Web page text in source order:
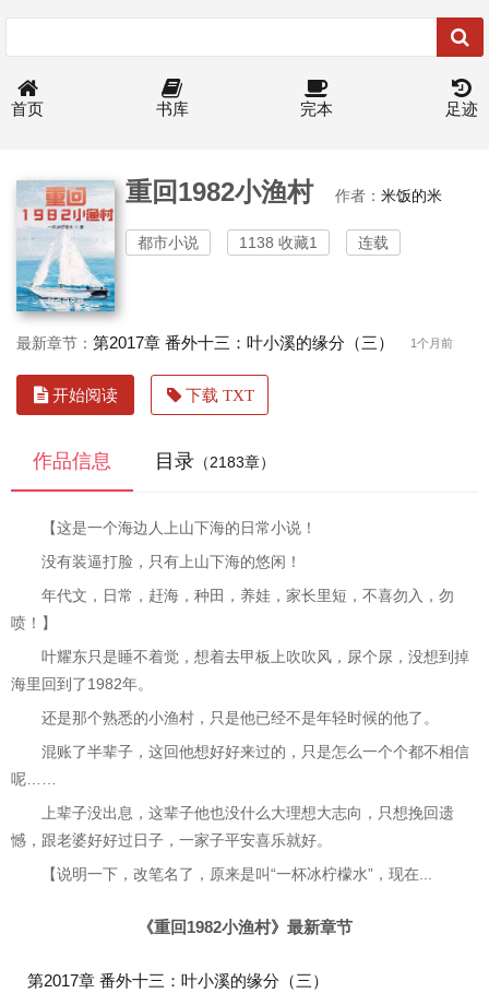
首页 书库 完本 足迹
重回1982小渔村 作者： 米饭的米
都市小说 1138 收藏1 连载
最新章节： 第2017章 番外十三：叶小溪的缘分（三） 1个月前
开始阅读 下载 TXT
作品信息 目录 （2183章）
【这是一个海边人上山下海的日常小说！
没有装逼打脸，只有上山下海的悠闲！
年代文，日常，赶海，种田，养娃，家长里短，不喜勿入，勿
喷！】
叶耀东只是睡不着觉，想着去甲板上吹吹风，尿个尿，没想到掉
海里回到了1982年。
还是那个熟悉的小渔村，只是他已经不是年轻时候的他了。
混账了半辈子，这回他想好好来过的，只是怎么一个个都不相信
呢……
上辈子没出息，这辈子他也没什么大理想大志向，只想挽回遗
憾，跟老婆好好过日子，一家子平安喜乐就好。
【说明一下，改笔名了，原来是叫“一杯冰柠檬水”，现在...
《重回1982小渔村》最新章节
第2017章 番外十三：叶小溪的缘分（三）